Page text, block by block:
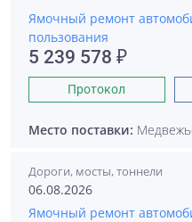
Ямочный ремонт
пользования
5 239 578 ₽
Протокол
Место поставки:
Дороги, мосты, тоннели
06.08.2026
Ямочный ремонт